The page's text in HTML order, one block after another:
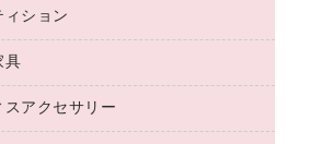
ー用紙
ットワーク／ＬＡＮアクセサリー
ュリティ用品
タルカメラ
ャナー
ー機
ィア収納用品
ィスチェア
ティングテーブル
スク
ンター
ィション
イトボード・黒板
具
庫・書庫
スアクセサリー